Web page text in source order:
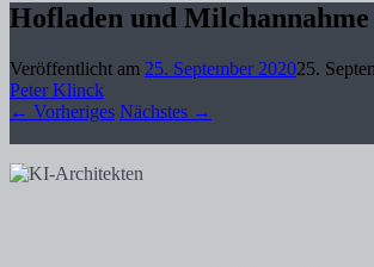
Hofladen und Milchannahme
Veröffentlicht am 25. September 202025.
Peter Klinck
← Vorheriges Nächstes →